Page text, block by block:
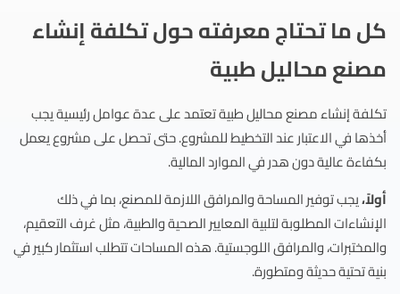
كل ما تحتاج معرفته حول تكلفة إنشاء
مصنع محاليل طبية
تكلفة إنشاء مصنع محاليل طبية تعتمد على عدة عوامل رئيسية يجب
أخذها في الاعتبار عند التخطيط للمشروع. حتى تحصل على مشروع يعمل
بكفاءة عالية دون هدر في الموارد المالية.
أولاً،يجب توفير المساحة والمرافق اللازمة للمصنع، بما في ذلك
الإنشاءات المطلوبة لتلبية المعايير الصحية والطبية، مثل غرف التعقيم،
والمختبرات، والمرافق اللوجستية. هذه المساحات تتطلب استثمار كبير في
بنية تحتية حديثة ومتطورة.